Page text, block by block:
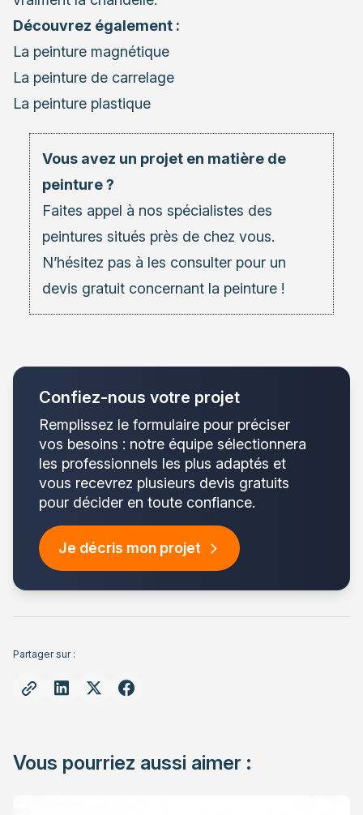
Découvrez également :
La peinture magnétique
La peinture de carrelage
La peinture plastique
Vous avez un projet en matière de
peinture ?
Faites appel à nos spécialistes des
peintures situés près de chez vous.
N’hésitez pas à les consulter pour un
devis gratuit concernant la peinture !
Confiez-nous votre projet
Remplissez le formulaire pour préciser
vos besoins : notre équipe sélectionnera
les professionnels les plus adaptés et
vous recevrez plusieurs devis gratuits
pour décider en toute confiance.
Je décris mon projet
Partager sur :
Vous pourriez aussi aimer :